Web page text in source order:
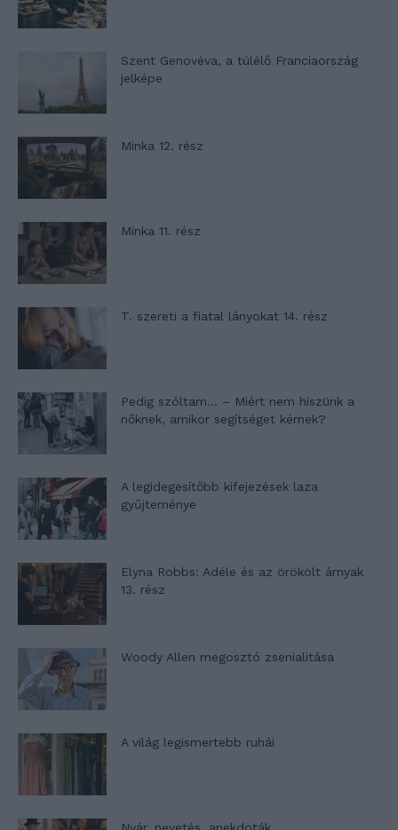
Szent Genovéva, a túlélő Franciaország
jelképe
Minka 12. rész
Minka 11. rész
T. szereti a fiatal lányokat 14. rész
Pedig szóltam… – Miért nem hiszünk a
nőknek, amikor segítséget kérnek?
A legidegesítőbb kifejezések laza
gyűjteménye
Elyna Robbs: Adéle és az örökölt árnyak
13. rész
Woody Allen megosztó zsenialitása
A világ legismertebb ruhái
Nyár, nevetés, anekdoták